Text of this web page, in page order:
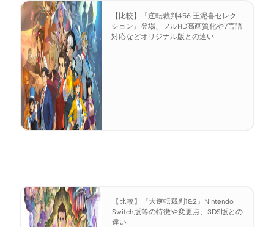
【比較】『逆転裁判456 王泥喜セレク
ション』登場、フルHD高画質化や7言語
対応などオリジナル版との違い
【比較】『大逆転裁判1&2』Nintendo
Switch版等の特徴や変更点、3DS版との
違い